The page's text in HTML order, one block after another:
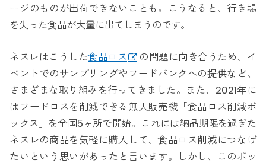
ージのものが出荷できないことも。こうなると、行き場
を失った食品が大量に出てしまうのです。
ネスレはこうした食品ロス
の問題に向き合うため、イ
ベントでのサンプリングやフードバンクへの提供など、
さまざまな取り組みを行ってきました。また、2021年に
はフードロスを削減できる無人販売機「食品ロス削減ボ
ックス」を全国5ヶ所で開始。これには納品期限を過ぎた
ネスレの商品を気軽に購入して、食品ロス削減につなげ
たいという思いがあったと言います。しかし、このボッ